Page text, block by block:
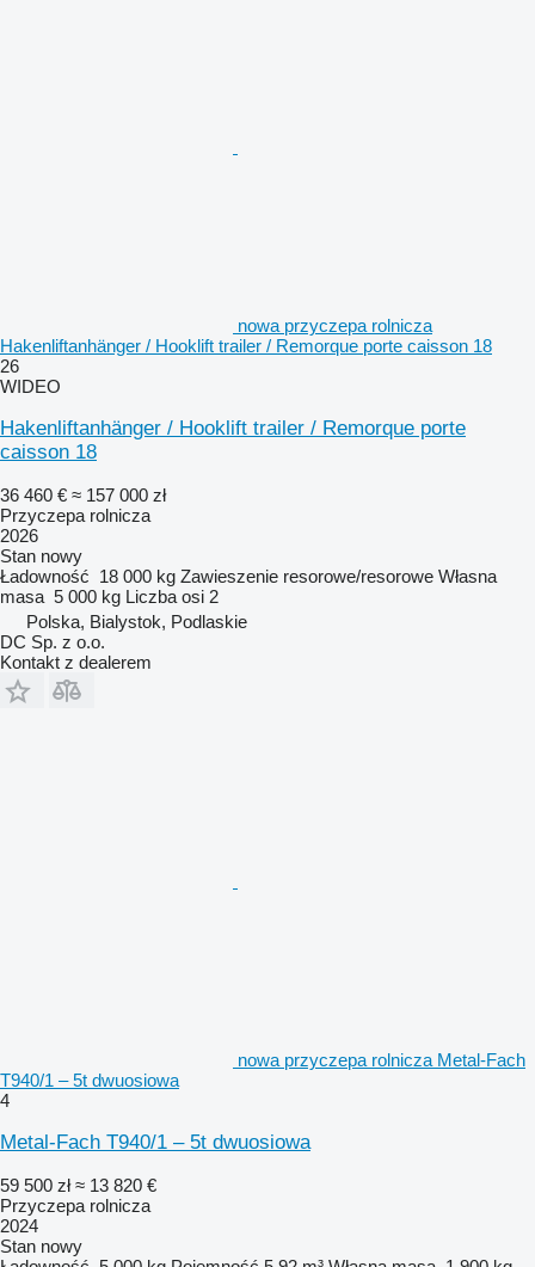
nowa przyczepa rolnicza
Hakenliftanhänger / Hooklift trailer / Remorque porte caisson 18
26
WIDEO
Hakenliftanhänger / Hooklift trailer / Remorque porte
caisson 18
36 460 € ≈ 157 000 zł
Przyczepa rolnicza
2026
Stan nowy
Ładowność 18 000 kg Zawieszenie resorowe/resorowe Własna
masa 5 000 kg Liczba osi 2
Polska, Bialystok, Podlaskie
DC Sp. z o.o.
Kontakt z dealerem
nowa przyczepa rolnicza Metal-Fach
T940/1 – 5t dwuosiowa
4
Metal-Fach T940/1 – 5t dwuosiowa
59 500 zł ≈ 13 820 €
Przyczepa rolnicza
2024
Stan nowy